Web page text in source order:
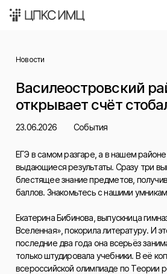
Новости
Василеостровский
открывает счёт
23.06.2026 События
ЕГЭ в самом разгаре, а в нашем
выдающиеся результаты. Сразу три
блестящее знание предметов,
баллов. Знакомьтесь с нашими
Екатерина Бибинова, выпускница
Вселенная», покорила литературу. И
последние два года она всерьёз
только штудировала учебники. В её
всероссийской олимпиаде по Теории